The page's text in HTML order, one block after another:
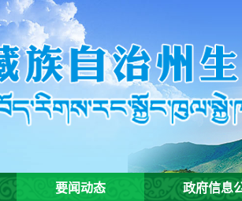
要闻动态 政府信息